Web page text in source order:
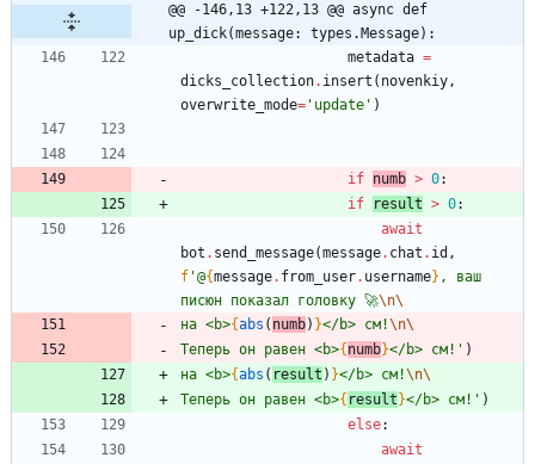
@@ -146,13 +122,13 @@ async def
up_dick(message: types.Message):
metadata =
dicks_collection. insert ( novenkiy,
overwrite_mode= ' update ' )
if numb > 0:
if
result > 0:
await
bot . send_message(message. chat . id ,
f '@{message. from_user. username} , ваш
писюн показал головку 🚀\n\
на <b>{abs ( numb) }</b> см!\n\
Теперь он равен <b>{ numb}</b> см! ' )
на <b>{abs ( result ) }</b> см!\n\
Теперь он равен <b>{ result }</b> см! ' )
else:
await